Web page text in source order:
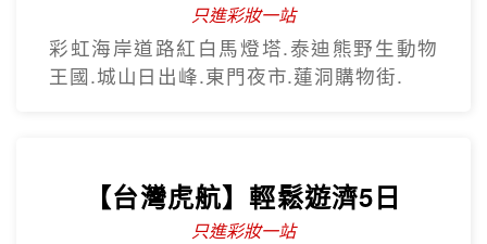
只進彩妝一站
彩虹海岸道路紅白馬燈塔.泰迪熊野生動物
王國.城山日出峰.東門夜市.蓮洞購物街.
【台灣虎航】輕鬆遊濟5日
只進彩妝一站